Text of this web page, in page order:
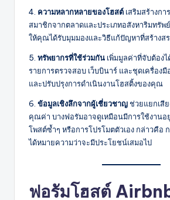
4. ความหลากหลายของโฮสต์ เสริมสร้างก
สมาชิกจากตลาดและประเภทอสังหาริมทรัพ
ให้คุณได้รับมุมมองและวิธีแก้ปัญหาที่สร้างส
5. ทรัพยากรที่ใช้ร่วมกัน เพิ่มมูลค่าที่จับต้องไ
รายการตรวจสอบ เว็บบินาร์ และชุดเครื่อง
และปรับปรุงการดำเนินงานโฮสติ้งของคุณ
6. ข้อมูลเชิงลึกจากผู้เชี่ยวชาญช่วยแยกเสี
คุณค่า บางฟอรัมอาจดูเหมือนมีการใช้งานอ
โพสต์ซ้ำๆ หรือการโปรโมตตัวเอง กล่าวคือ
ได้หมายความว่าจะมีประโยชน์เสมอไป
ฟอรัมโฮสต์